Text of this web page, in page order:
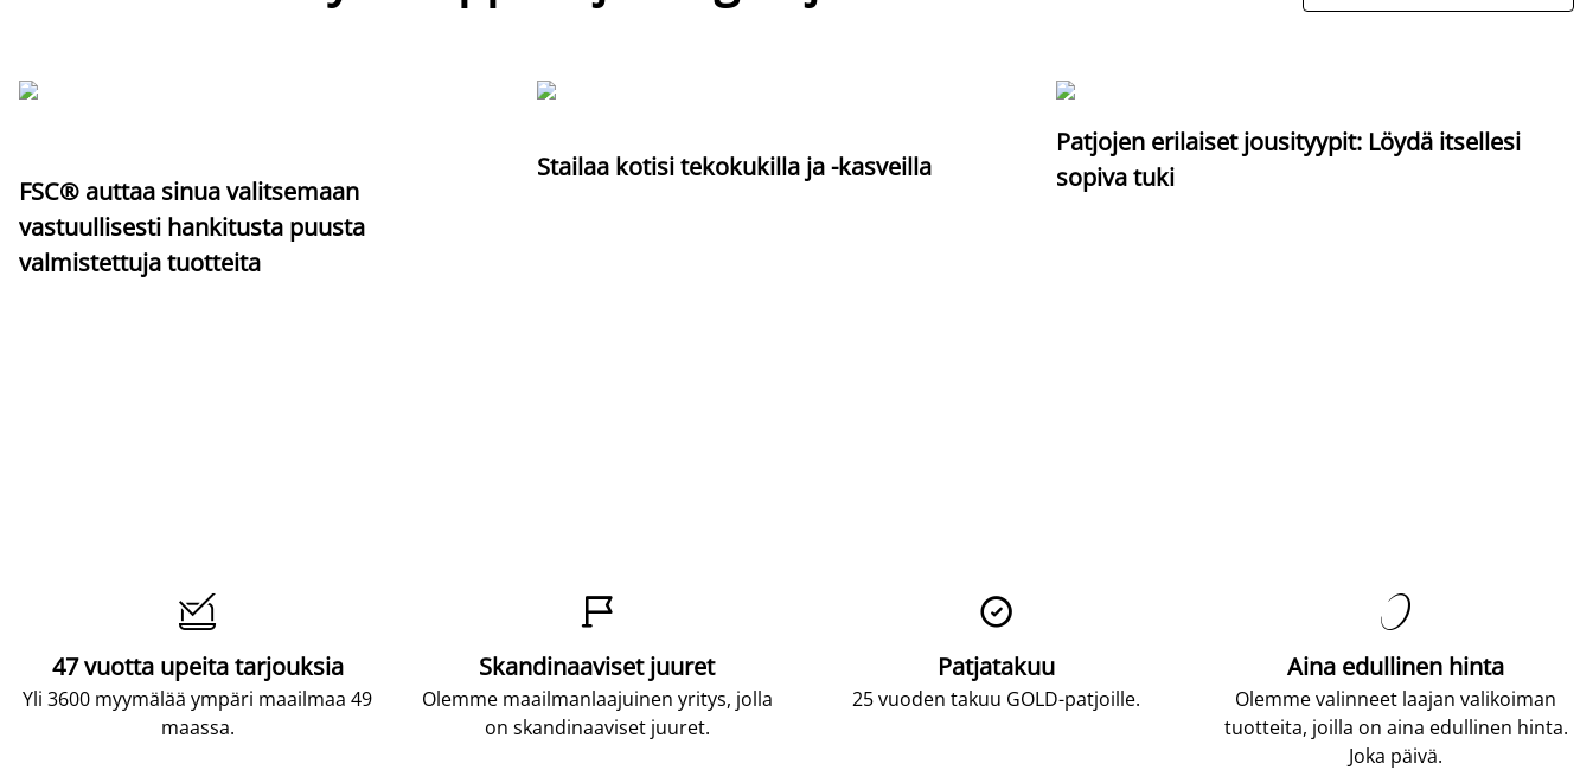
FSC® auttaa sinua valitsemaan
vastuullisesti hankitusta puusta
valmistettuja tuotteita
Stailaa kotisi tekokukilla ja -kasveilla
Patjojen erilaiset jousityypit: Löydä itsellesi
sopiva tuki

47 vuotta upeita tarjouksia
Yli 3600 myymälää ympäri maailmaa 49
maassa.

Skandinaaviset juuret
Olemme maailmanlaajuinen yritys, jolla
on skandinaaviset juuret.

Patjatakuu
25 vuoden takuu GOLD-patjoille.

Aina edullinen hinta
Olemme valinneet laajan valikoiman
tuotteita, joilla on aina edullinen hinta.
Joka päivä.